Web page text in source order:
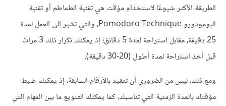
الطريقة الأكثر شيوعًا لاستخدام مؤقت هي تقنية الطماطم أو تقنية
البومودورو Pomodoro Technique، والتي تشير إلى العمل لمدة
25 دقيقة، مقابل استراحة لمدة 5 دقائق؛ إذ يمكنك تكرار ذلك 3 مرات
قبل أخذ استراحة لمدة أطول (20-30 دقيقة).
ومع ذلك، ليس من الضروري ٱن تتقيد بالأرقام السابقة، إذ يمكنك ضبط
مؤقتك بالمدة الزمنية التي تناسبك، كما يمكنك التنويع ما بين المهام التي